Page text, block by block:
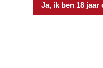
Ja, ik ben 18 jaar
Een kerstdiner kan niet
lekkere mix of cocktail zijn.